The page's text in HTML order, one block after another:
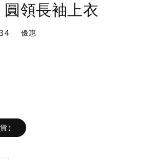
領長袖上衣
優惠
）